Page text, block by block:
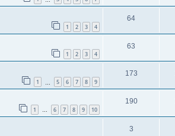
1 2 3 4
64
1 2 3 4
63
1 5 6 7 8 9
173
1 … 6 7 8 9 10
190
3